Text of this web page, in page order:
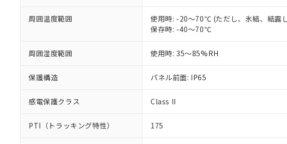
周囲温度範囲
使用時: -20～70℃ (ただし、氷結、結露
保存時: -40～70℃
周囲湿度範囲 使用時: 35～85%RH
保護構造 パネル前面: IP65
感電保護クラス Class II
PTI（トラッキング特性） 175
既に当社にて対応品への在庫切替を
り割愛しております。